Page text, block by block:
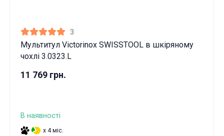
3
Мультитул Victorinox SWISSTOOL в шкіряному
чохлі 3.0323.L
11 769 грн.
В наявності
x 4 міс.